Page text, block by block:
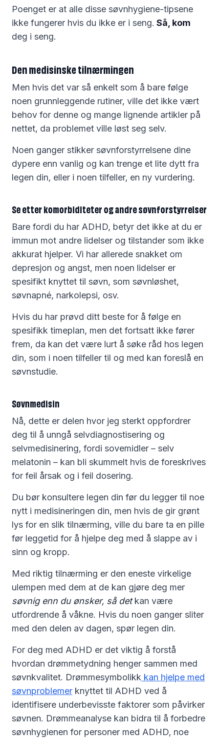
Poenget er at alle disse søvnhygiene-tipsene
ikke fungerer hvis du ikke er i seng. Så, kom
deg i seng.
Den medisinske tilnærmingen
Men hvis det var så enkelt som å bare følge
noen grunnleggende rutiner, ville det ikke vært
behov for denne og mange lignende artikler på
nettet, da problemet ville løst seg selv.
Noen ganger stikker søvnforstyrrelsene dine
dypere enn vanlig og kan trenge et lite dytt fra
legen din, eller i noen tilfeller, en ny vurdering.
Se etter komorbiditeter og andre søvnforstyrrelser
Bare fordi du har ADHD, betyr det ikke at du er
immun mot andre lidelser og tilstander som ikke
akkurat hjelper. Vi har allerede snakket om
depresjon og angst, men noen lidelser er
spesifikt knyttet til søvn, som søvnløshet,
søvnapné, narkolepsi, osv.
Hvis du har prøvd ditt beste for å følge en
spesifikk timeplan, men det fortsatt ikke fører
frem, da kan det være lurt å søke råd hos legen
din, som i noen tilfeller til og med kan foreslå en
søvnstudie.
Søvnmedisin
Nå, dette er delen hvor jeg sterkt oppfordrer
deg til å unngå selvdiagnostisering og
selvmedisinering, fordi sovemidler – selv
melatonin – kan bli skummelt hvis de foreskrives
for feil årsak og i feil dosering.
Du bør konsultere legen din før du legger til noe
nytt i medisineringen din, men hvis de gir grønt
lys for en slik tilnærming, ville du bare ta en pille
før leggetid for å hjelpe deg med å slappe av i
sinn og kropp.
Med riktig tilnærming er den eneste virkelige
ulempen med dem at de kan gjøre deg mer
søvnig enn du ønsker, så detkan være
utfordrende å våkne. Hvis du noen ganger sliter
med den delen av dagen, spør legen din.
For deg med ADHD er det viktig å forstå
hvordan drømmetydning henger sammen med
søvnkvalitet. Drømmesymbolikk kan hjelpe med
søvnproblemer knyttet til ADHD ved å
identifisere underbevisste faktorer som påvirker
søvnen. Drømmeanalyse kan bidra til å forbedre
søvnhygienen for personer med ADHD, noe